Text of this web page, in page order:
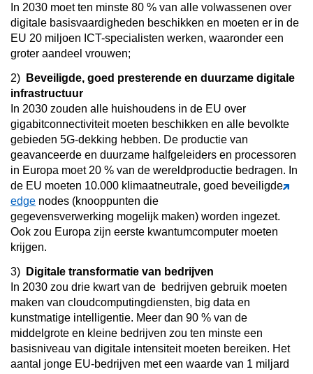
In 2030 moet ten minste 80 % van alle volwassenen over
digitale basisvaardigheden beschikken en moeten er in de
EU 20 miljoen ICT-specialisten werken, waaronder een
groter aandeel vrouwen;
2)
Beveiligde, goed presterende en duurzame digitale
infrastructuur
In 2030 zouden alle huishoudens in de EU over
gigabitconnectiviteit moeten beschikken en alle bevolkte
gebieden 5G-dekking hebben. De productie van
geavanceerde en duurzame halfgeleiders en processoren
in Europa moet 20 % van de wereldproductie bedragen. In
de EU moeten 10.000 klimaatneutrale, goed beveiligde
edge nodes (knooppunten die
gegevensverwerking mogelijk maken) worden ingezet.
Ook zou Europa zijn eerste kwantumcomputer moeten
krijgen.
3)
Digitale transformatie van bedrijven
In 2030 zou drie kwart van de bedrijven gebruik moeten
maken van cloudcomputingdiensten, big data en
kunstmatige intelligentie. Meer dan 90 % van de
middelgrote en kleine bedrijven zou ten minste een
basisniveau van digitale intensiteit moeten bereiken. Het
aantal jonge EU-bedrijven met een waarde van 1 miljard